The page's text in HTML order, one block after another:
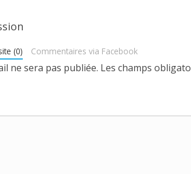
(0) Commentaires via Facebook
ne sera pas publiée. Les champs